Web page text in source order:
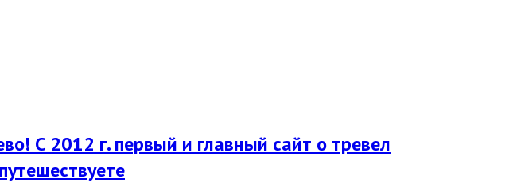
С 2012 г. первый и главный сайт о тревел